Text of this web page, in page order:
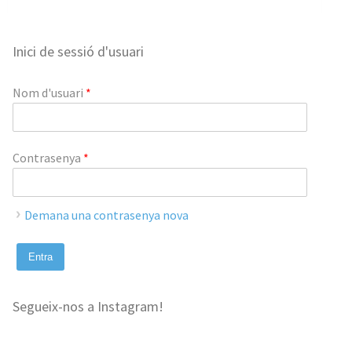
Inici de sessió d'usuari
Nom d'usuari *
Contrasenya *
Demana una contrasenya nova
Segueix-nos a Instagram!